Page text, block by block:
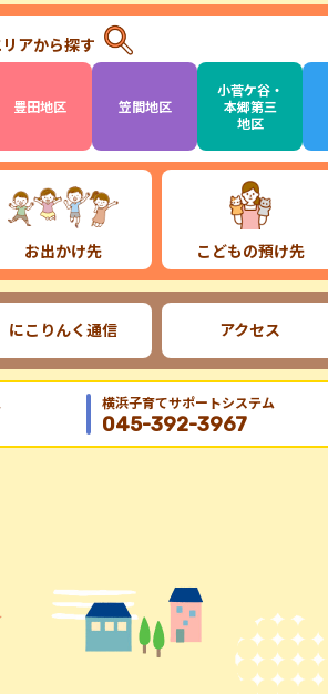
アから探す
豊田地区 笠間地区
小菅ケ谷・
本郷第三
地区
お出かけ先 こどもの預け先
にこりんく通信 アクセス
横浜子育てサポートシステム
045-392-3967